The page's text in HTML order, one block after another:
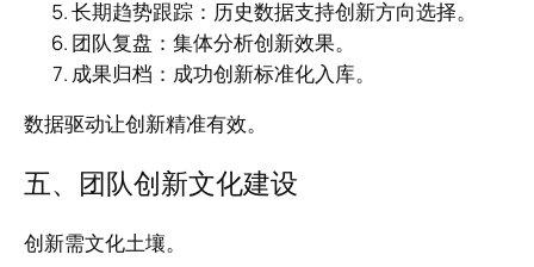
长期趋势跟踪：历史数据支持创新方向选择。
团队复盘：集体分析创新效果。
成果归档：成功创新标准化入库。
数据驱动让创新精准有效。
五、团队创新文化建设
创新需文化土壤。